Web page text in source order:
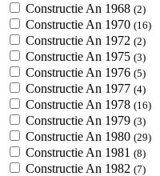
Constructie An 1968 (2)
Constructie An 1970 (16)
Constructie An 1972 (2)
Constructie An 1975 (3)
Constructie An 1976 (5)
Constructie An 1977 (4)
Constructie An 1978 (16)
Constructie An 1979 (3)
Constructie An 1980 (29)
Constructie An 1981 (8)
Constructie An 1982 (7)